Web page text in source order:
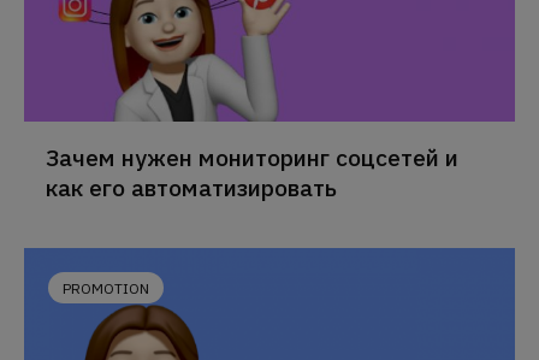
Зачем нужен мониторинг соцсетей и
как его автоматизировать
PROMOTION